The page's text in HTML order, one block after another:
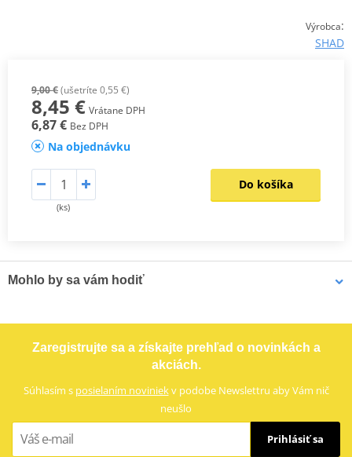
Výrobca:
SHAD
9,00 €(ušetríte 0,55 €)
8,45 € Vrátane DPH
6,87 € Bez DPH
Na objednávku
(ks)
Do košíka
Mohlo by sa vám hodiť
PRÉMIUM
Zaregistrujte sa a získajte prehľad o novinkách a
akciách.
Súhlasím s posielaním noviniekv podobe Newslettru aby Vám nič
neušlo
Prihlásiť sa